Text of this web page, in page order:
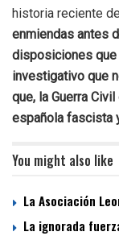
historia reciente
enmiendas antes
disposiciones que
investigativo que
que, la Guerra
española fascista
You might also like
La Asociación
La ignorada